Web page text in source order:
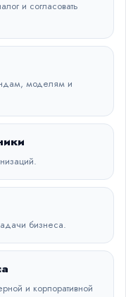
и согласовать
моделям и
бизнеса.
и корпоративной